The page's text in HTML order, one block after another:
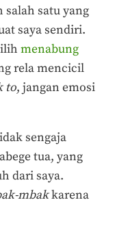
satu yang
saya sendiri.
menabung
rela mencicil
to, jangan emosi
sengaja
tua, yang
dari saya.
mbakkarena